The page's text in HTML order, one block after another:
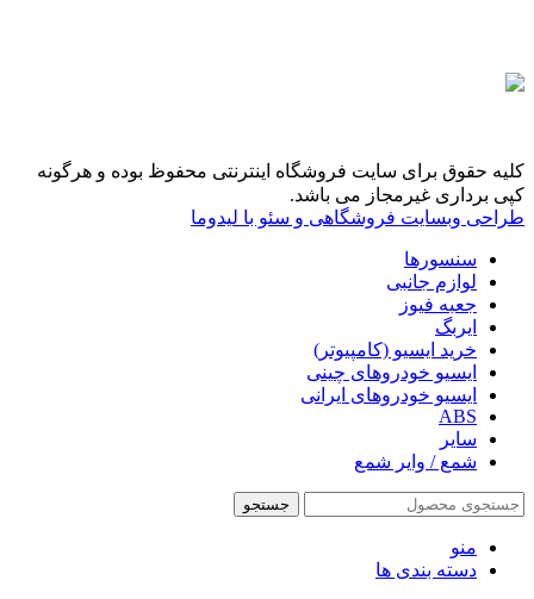
کلیه حقوق برای سایت فروشگاه اینترنتی محفوظ بوده و هرگونه
کپی برداری غیرمجاز می باشد.
طراحی وبسایت فروشگاهی و سئو با لیدوما
سنسورها
لوازم جانبی
جعبه فیوز
ایربگ
خرید ایسیو (کامپیوتر)
ایسیو خودروهای چینی
ایسیو خودروهای ایرانی
ABS
سایر
شمع / وایر شمع
جستجو
منو
دسته بندی ها